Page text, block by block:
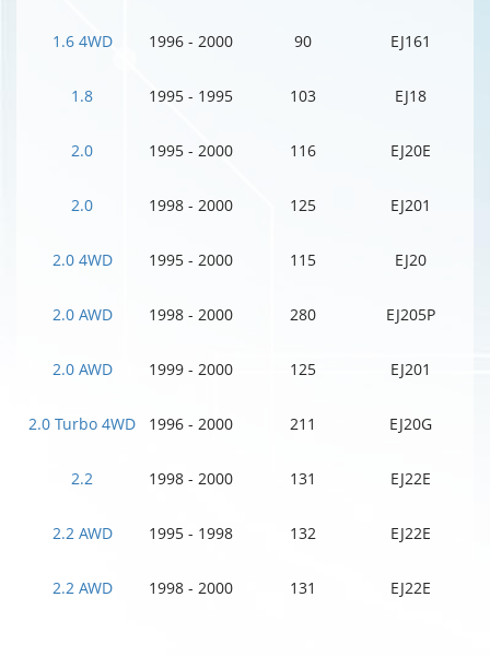
1.6 4WD 1996 - 2000 90 EJ161
1.8 1995 - 1995 103 EJ18
2.0 1995 - 2000 116 EJ20E
2.0 1998 - 2000 125 EJ201
2.0 4WD 1995 - 2000 115 EJ20
2.0 AWD 1998 - 2000 280 EJ205P
2.0 AWD 1999 - 2000 125 EJ201
2.0 Turbo 4WD 1996 - 2000 211 EJ20G
2.2 1998 - 2000 131 EJ22E
2.2 AWD 1995 - 1998 132 EJ22E
2.2 AWD 1998 - 2000 131 EJ22E